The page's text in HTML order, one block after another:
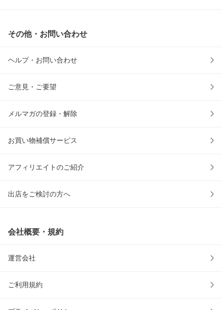
その他・お問い合わせ
ヘルプ・お問い合わせ
ご意見・ご要望
メルマガの登録・解除
お買い物補償サービス
アフィリエイトのご紹介
出店をご検討の方へ
会社概要・規約
運営会社
ご利用規約